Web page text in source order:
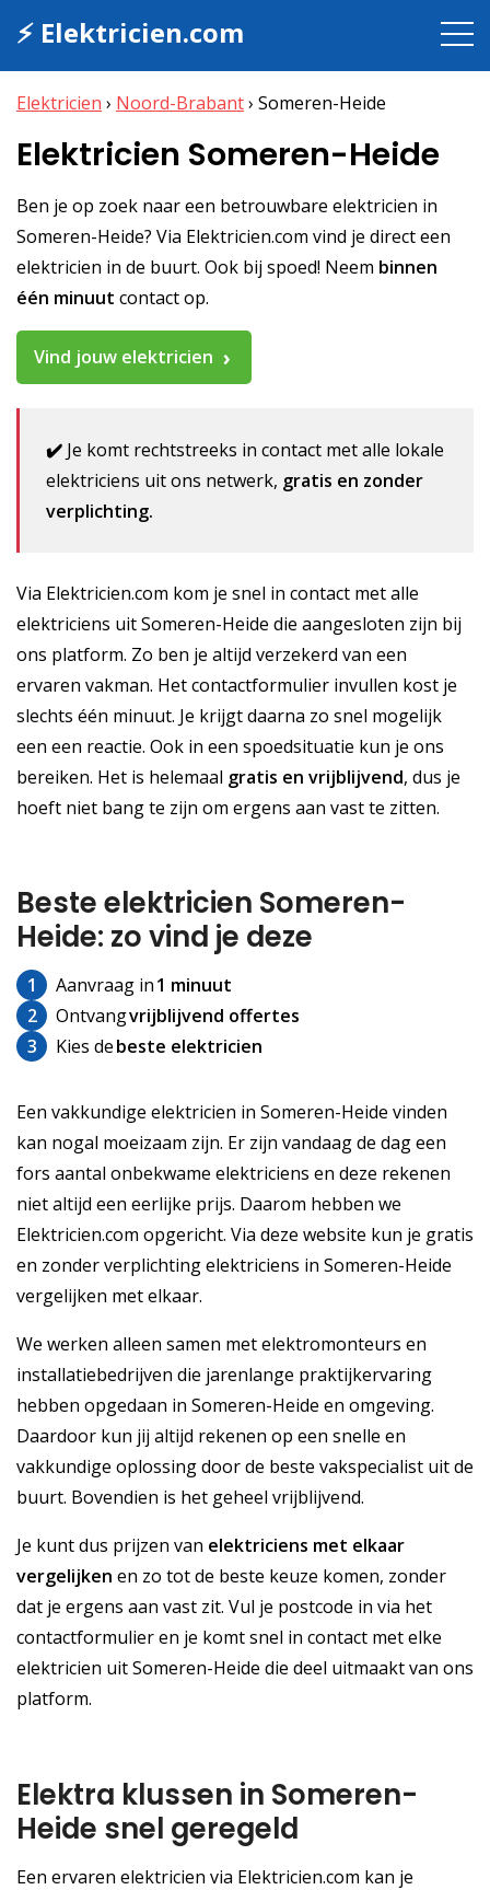
⚡ Elektricien.com
Elektricien › Noord-Brabant› Someren-Heide
Elektricien Someren-Heide
Ben je op zoek naar een betrouwbare elektricien in
Someren-Heide? Via Elektricien.com vind je direct een
elektricien in de buurt. Ook bij spoed! Neem binnen
één minuut contact op.
Vind jouw elektricien
✔️ Je komt rechtstreeks in contact met alle lokale
elektriciens uit ons netwerk, gratis en zonder
verplichting.
Via Elektricien.com kom je snel in contact met alle
elektriciens uit Someren-Heide die aangesloten zijn bij
ons platform. Zo ben je altijd verzekerd van een
ervaren vakman. Het contactformulier invullen kost je
slechts één minuut. Je krijgt daarna zo snel mogelijk
een een reactie. Ook in een spoedsituatie kun je ons
bereiken. Het is helemaal gratis en vrijblijvend, dus je
hoeft niet bang te zijn om ergens aan vast te zitten.
Beste elektricien Someren-
Heide: zo vind je deze
1 Aanvraag in1 minuut
2
Ontvangvrijblijvend offertes
3
Kies debeste elektricien
Een vakkundige elektricien in Someren-Heide vinden
kan nogal moeizaam zijn. Er zijn vandaag de dag een
fors aantal onbekwame elektriciens en deze rekenen
niet altijd een eerlijke prijs. Daarom hebben we
Elektricien.com opgericht. Via deze website kun je gratis
en zonder verplichting elektriciens in Someren-Heide
vergelijken met elkaar.
We werken alleen samen met elektromonteurs en
installatiebedrijven die jarenlange praktijkervaring
hebben opgedaan in Someren-Heide en omgeving.
Daardoor kun jij altijd rekenen op een snelle en
vakkundige oplossing door de beste vakspecialist uit de
buurt. Bovendien is het geheel vrijblijvend.
Je kunt dus prijzen van elektriciens met elkaar
vergelijken en zo tot de beste keuze komen, zonder
dat je ergens aan vast zit. Vul je postcode in via het
contactformulier en je komt snel in contact met elke
elektricien uit Someren-Heide die deel uitmaakt van ons
platform.
Elektra klussen in Someren-
Heide snel geregeld
Een ervaren elektricien via Elektricien.com kan je